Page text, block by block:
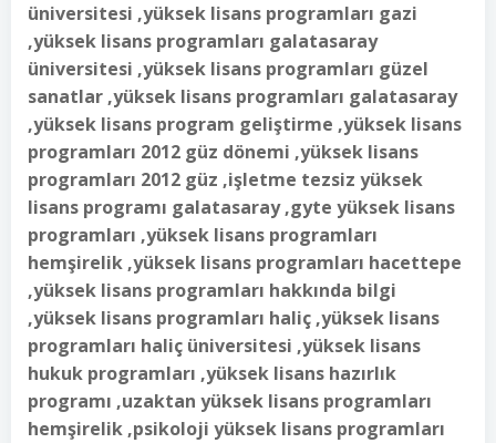
üniversitesi ,yüksek lisans programları gazi
,yüksek lisans programları galatasaray
üniversitesi ,yüksek lisans programları güzel
sanatlar ,yüksek lisans programları galatasaray
,yüksek lisans program geliştirme ,yüksek lisans
programları 2012 güz dönemi ,yüksek lisans
programları 2012 güz ,işletme tezsiz yüksek
lisans programı galatasaray ,gyte yüksek lisans
programları ,yüksek lisans programları
hemşirelik ,yüksek lisans programları hacettepe
,yüksek lisans programları hakkında bilgi
,yüksek lisans programları haliç ,yüksek lisans
programları haliç üniversitesi ,yüksek lisans
hukuk programları ,yüksek lisans hazırlık
programı ,uzaktan yüksek lisans programları
hemşirelik ,psikoloji yüksek lisans programları